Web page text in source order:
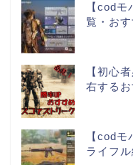
【cod
覧・お
【初心
右する
【cod
ライフ